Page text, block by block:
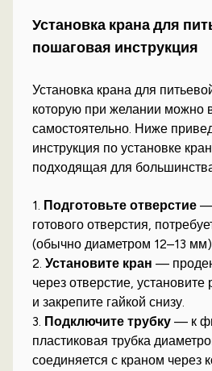
Установка крана для
пошаговая инструкция
Установка крана для
которую при желании можно
самостоятельно. Ниже
инструкция по установке
подходящая для
1. Подготовьте отверстие —
готового отверстия,
(обычно диаметром 12–13
2.Установите кран —
через отверстие,
и закрепите гайкой снизу.
3. Подключите трубку — к
пластиковая трубка
соединяется с краном через